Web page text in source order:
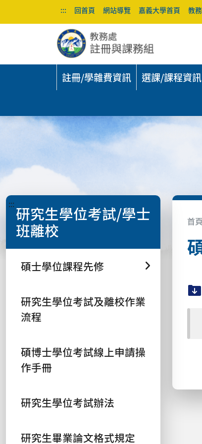
::: 回首頁 網站導覽 嘉義大學首頁 教
註冊/學雜費資訊 選課/課程資訊
::: 研究生學位考試/學士
班離校
碩士學位課程先修
研究生學位考試及離校作業
流程
碩博士學位考試線上申請操
作手冊
研究生學位考試辦法
研究生畢業論文格式規定
首頁